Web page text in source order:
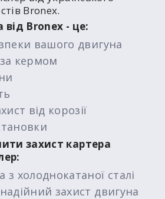
Bronex.
від Bronex - це:
вашого двигуна
кермом
від корозії
захист картера
з холоднокатаної сталі
захист двигуна